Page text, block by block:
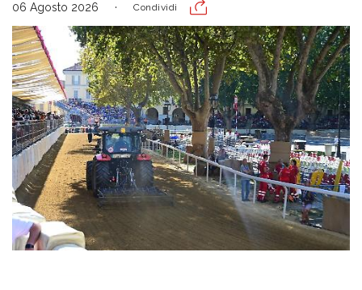
06 Agosto 2026 Condividi